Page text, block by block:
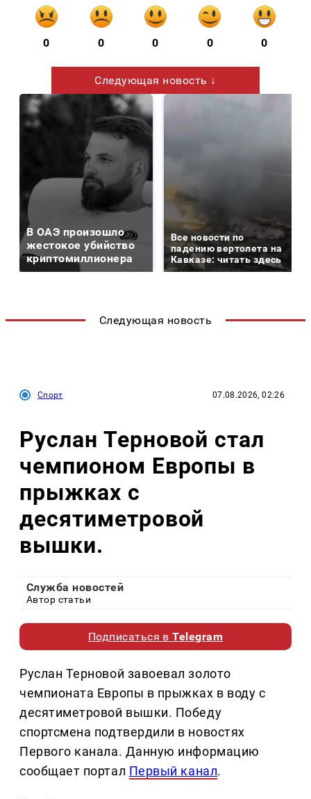
0 0 0 0 0
Следующая новость ↓
В ОАЭ произошло
жестокое убийство
криптомиллионера
Все новости по
падению вертолета на
Кавказе: читать здесь
Следующая новость
Спорт 07.08.2026, 02:26
Руслан Терновой стал
чемпионом Европы в
прыжках с
десятиметровой
вышки.
Служба новостей
Автор статьи
Подписаться вTelegram
Руслан Терновой завоевал золото
чемпионата Европы в прыжках в воду с
десятиметровой вышки. Победу
спортсмена подтвердили в новостях
Первого канала. Данную информацию
сообщает портал Первый канал.